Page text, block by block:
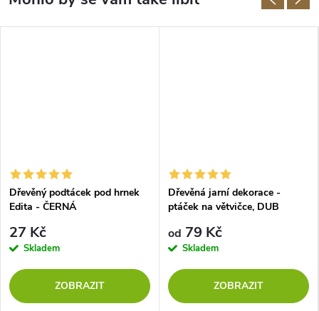
Dřevěný podtácek pod hrnek
Edita - ČERNÁ
27 Kč
Skladem
ZOBRAZIT
Dřevěná jarní dekorace -
ptáček na větvičce, DUB
od 79 Kč
Skladem
ZOBRAZIT